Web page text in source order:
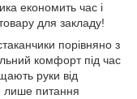
економить час і
для закладу!
порівняно з
комфорт під час
руки від
лише питання